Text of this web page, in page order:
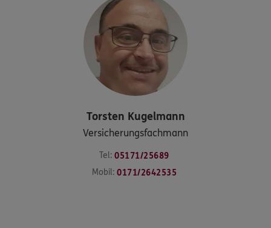
Torsten Kugelmann
Versicherungsfachmann
Tel: 05171/25689
Mobil: 0171/2642535